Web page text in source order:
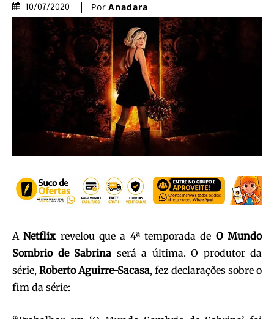
10/07/2020 Por Anadara
ANetflix revelou que a 4ª temporada de O Mundo
Sombrio de Sabrina será a última. O produtor da
série, Roberto Aguirre-Sacasa, fez declarações sobre o
fim da série: